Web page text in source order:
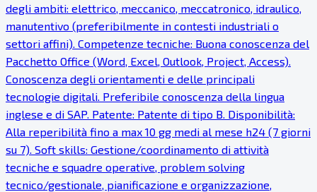
degli ambiti: elettrico, meccanico, meccatronico, idraulico,
manutentivo (preferibilmente in contesti industriali o
settori affini). Competenze tecniche: Buona conoscenza del
Pacchetto Office (Word, Excel, Outlook, Project, Access).
Conoscenza degli orientamenti e delle principali
tecnologie digitali. Preferibile conoscenza della lingua
inglese e di SAP. Patente: Patente di tipo B. Disponibilità:
Alla reperibilità fino a max 10 gg medi al mese h24 (7 giorni
su 7). Soft skills: Gestione/coordinamento di attività
tecniche e squadre operative, problem solving
tecnico/gestionale, pianificazione e organizzazione,